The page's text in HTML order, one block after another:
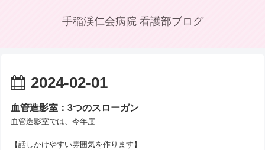
手稲渓仁会病院 看護部ブログ
2024-02-01
血管造影室：3つのスローガン
血管造影室では、今年度
【話しかけやすい雰囲気を作ります】